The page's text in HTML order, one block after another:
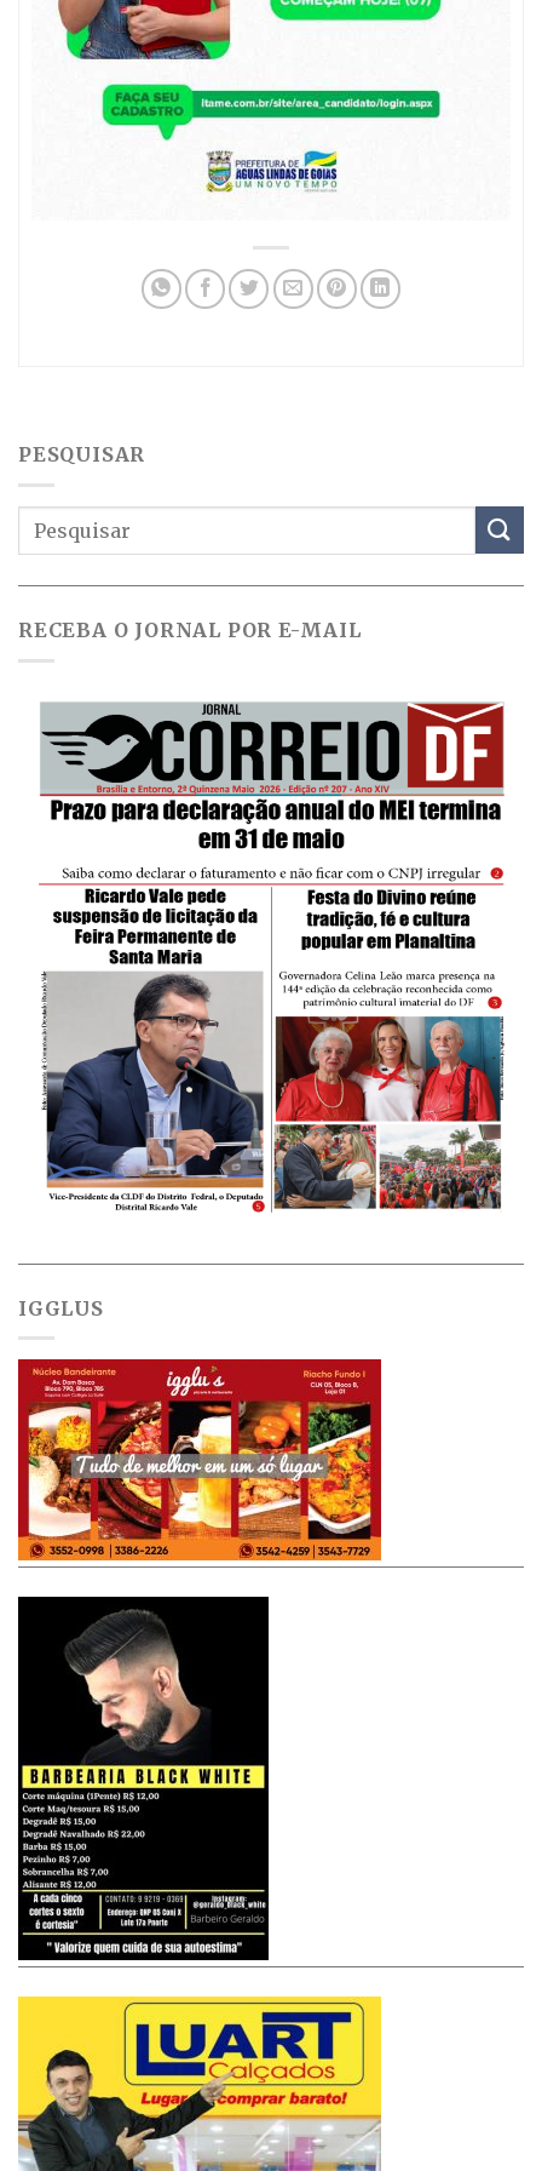
PESQUISAR
RECEBA O JORNAL POR E-MAIL
IGGLUS